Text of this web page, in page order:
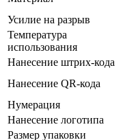
Усилие на разрыв
Температура
использования
Нанесение штрих-кода
Нанесение QR-кода
Нумерация
Нанесение логотипа
Размер упаковки